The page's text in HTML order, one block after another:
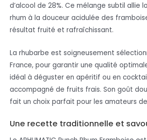
d’alcool de 28%. Ce mélange subtil allie
rhum à la douceur acidulée des
résultat fruité et rafraîchissant.
La rhubarbe est soigneusement
France, pour garantir une qualité
idéal à déguster en apéritif ou en
accompagné de fruits frais. Son goût
fait un choix parfait pour les amateurs
Une recette traditionnelle et